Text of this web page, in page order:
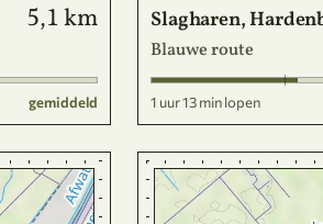
5,1 km
gemiddeld
Slagharen,
Blauwe route
1 uur 13 min lopen